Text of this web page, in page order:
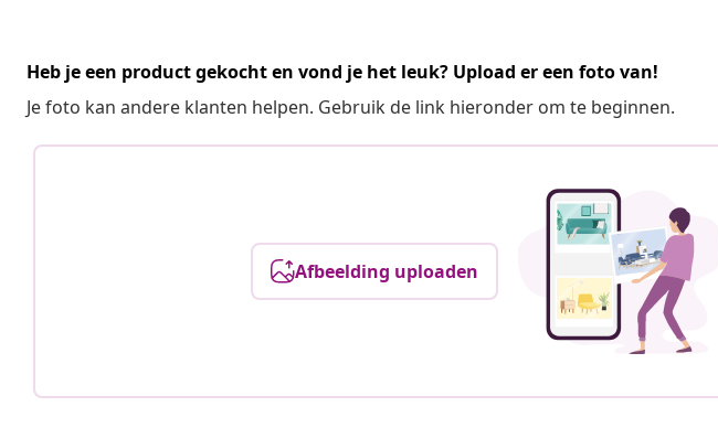
Heb je een product gekocht en vond je het leuk? Upload er een foto van!
Je foto kan andere klanten helpen. Gebruik de link hieronder om te beginnen.
Afbeelding uploaden